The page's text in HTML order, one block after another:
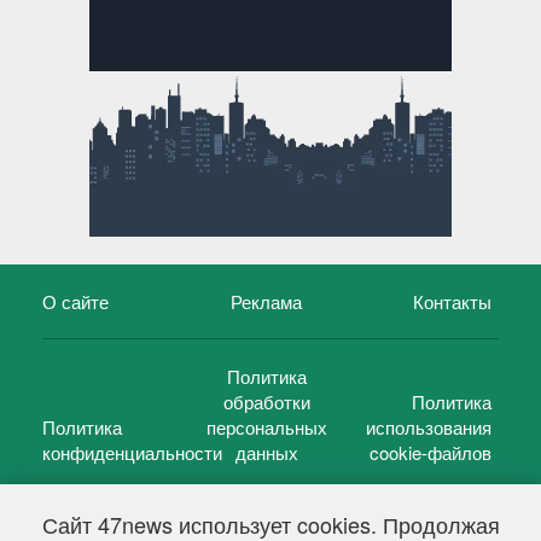
Сайт 47news использует cookies. Продолжая
О сайте Реклама Контакты
Политика
конфиденциальности
Политика
обработки
персональных
данных
Политика
использования
cookie-файлов